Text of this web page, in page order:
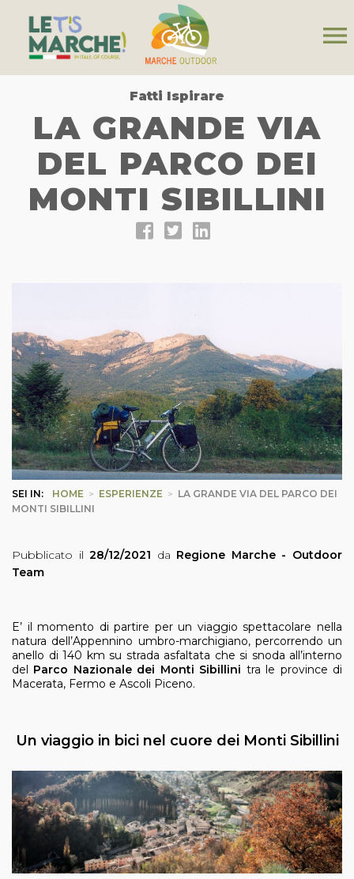
menu
Fatti Ispirare
LA GRANDE VIA
DEL PARCO DEI
MONTI SIBILLINI
SEI IN: HOME > ESPERIENZE > LA GRANDE VIA DEL PARCO DEI
MONTI SIBILLINI
Pubblicato il28/12/2021 da Regione Marche - Outdoor
Team
E’ il momento di partire per un viaggio spettacolare nella
natura dell’Appennino umbro-marchigiano, percorrendo un
anello di 140 km su strada asfaltata che si snoda all’interno
del Parco Nazionale dei Monti Sibillini tra le province di
Macerata, Fermo e Ascoli Piceno.
Un viaggio in bici nel cuore dei Monti Sibillini